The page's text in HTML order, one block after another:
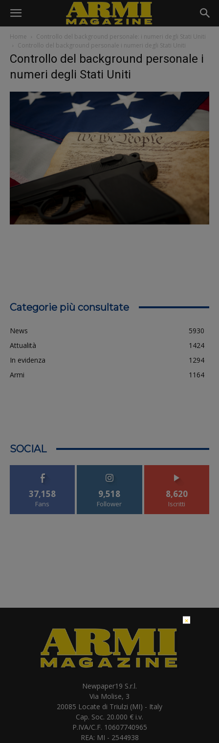
Home
Controllo del background personale: i numeri degli Stati Uniti
Controllo del background personale i numeri degli Stati Uniti
Controllo del background personale i
numeri degli Stati Uniti
Categorie più consultate
News
5930
Attualità
1424
In evidenza
1294
Armi
1164
SOCIAL
37,158
Fans
9,518
Follower
8,620
Iscritti
Newpaper19 S.r.l.
Via Molise, 3
20085 Locate di Triulzi (MI) - Italy
Cap. Soc. 20.000 € i.v.
P.IVA/C.F. 10607740965
REA: MI - 2544938
×